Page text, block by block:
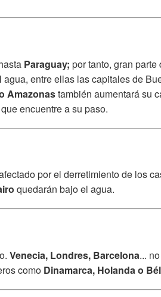
Paraguay; por tanto, gran parte
agua, entre ellas las capitales de
Amazonastambién aumentará su
encuentre a su paso.
por el derretimiento de los
quedarán bajo el agua.
Venecia, Londres, Barcelona...
como Dinamarca, Holanda o